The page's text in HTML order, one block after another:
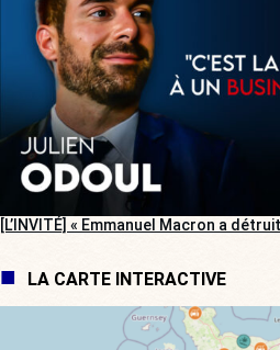
[L’INVITÉ] « Emmanuel Macron a
LA CARTE INTERACTIVE